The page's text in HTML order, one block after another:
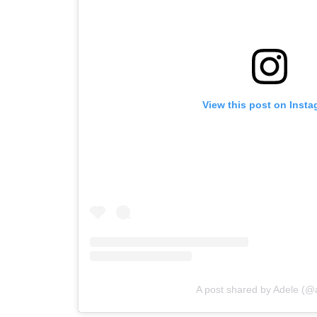
View this post on
A post shared by Adele